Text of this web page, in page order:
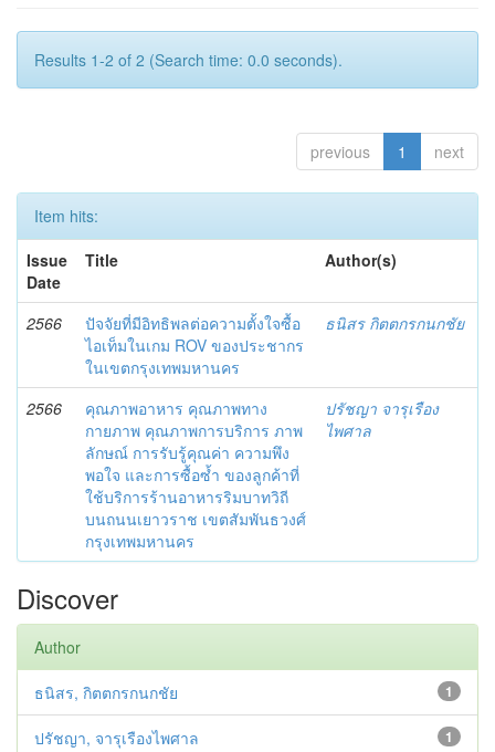
Results 1-2 of 2 (Search time: 0.0 seconds).
previous 1 next
Item hits:
Issue
Date
Title Author(s)
2566
ปัจจัยที่มีอิทธิพลต่อความตั้งใจซื้อ
ไอเท็มในเกม ROV ของประชากร
ในเขตกรุงเทพมหานคร
ธนิสร กิตตกรกนกชัย
2566
คุณภาพอาหาร คุณภาพทาง
กายภาพ คุณภาพการบริการ ภาพ
ลักษณ์ การรับรู้คุณค่า ความพึง
พอใจ และการซื้อซ้ำ ของลูกค้าที่
ใช้บริการร้านอาหารริมบาทวิถี
บนถนนเยาวราช เขตสัมพันธวงศ์
กรุงเทพมหานคร
ปรัชญา จารุเรือง
ไพศาล
Discover
Author
1
ธนิสร, กิตตกรกนกชัย
1
ปรัชญา, จารุเรืองไพศาล